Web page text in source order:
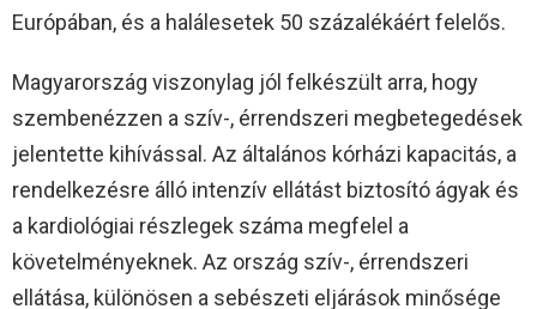
Európában, és a halálesetek 50 százalékáért felelős.
Magyarország viszonylag jól felkészült arra, hogy
szembenézzen a szív-, érrendszeri megbetegedések
jelentette kihívással. Az általános kórházi kapacitás, a
rendelkezésre álló intenzív ellátást biztosító ágyak és
a kardiológiai részlegek száma megfelel a
követelményeknek. Az ország szív-, érrendszeri
ellátása, különösen a sebészeti eljárások minősége